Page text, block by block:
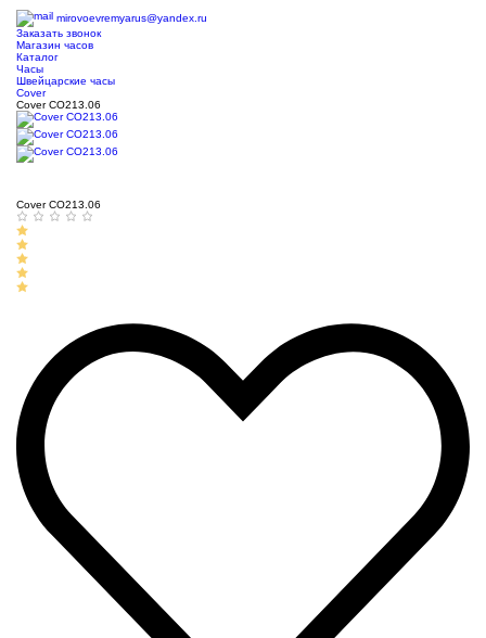
mirovoevremyarus@yandex.ru
Заказать звонок
Магазин часов
Каталог
Часы
Швейцарские часы
Cover
Cover CO213.06
Cover CO213.06